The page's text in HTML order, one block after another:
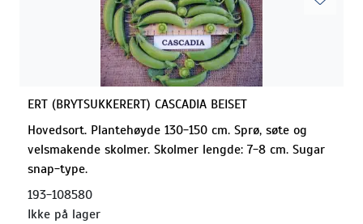
ERT (BRYTSUKKERERT) CASCADIA BEISET
Hovedsort. Plantehøyde 130-150 cm. Sprø, søte og
velsmakende skolmer. Skolmer lengde: 7-8 cm. Sugar
snap-type.
193-108580
Ikke på lager